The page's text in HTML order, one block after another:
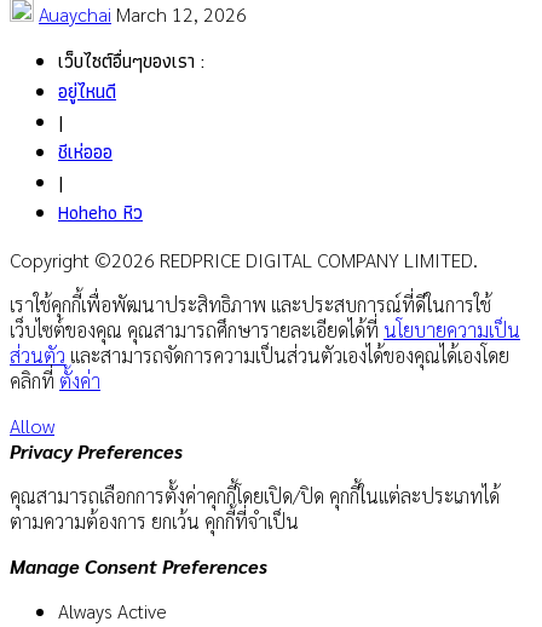
Auaychai March 12, 2026
เว็บไซต์อื่นๆของเรา :
อยู่ไหนดี
|
ชีเห่อออ
|
Hoheho หิว
Copyright ©2026 REDPRICE DIGITAL COMPANY LIMITED.
เราใช้คุกกี้เพื่อพัฒนาประสิทธิภาพ และประสบการณ์ที่ดีในการใช้
เว็บไซต์ของคุณ คุณสามารถศึกษารายละเอียดได้ที่ นโยบายความเป็น
ส่วนตัว และสามารถจัดการความเป็นส่วนตัวเองได้ของคุณได้เองโดย
คลิกที่ ตั้งค่า
Allow
Privacy Preferences
คุณสามารถเลือกการตั้งค่าคุกกี้โดยเปิด/ปิด คุกกี้ในแต่ละประเภทได้
ตามความต้องการ ยกเว้น คุกกี้ที่จำเป็น
Manage Consent Preferences
Always Active